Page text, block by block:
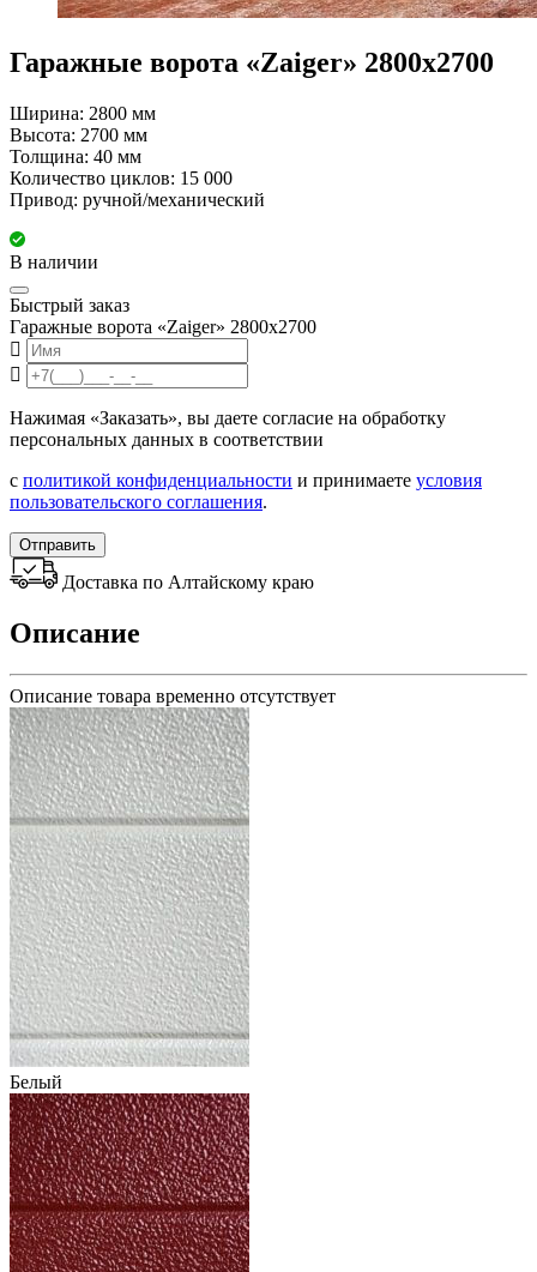
Гаражные ворота «Zaiger» 2800x2700
Ширина: 2800 мм
Высота: 2700 мм
Толщина: 40 мм
Количество циклов: 15 000
Привод: ручной/механический
В наличии
Быстрый заказ
Гаражные ворота «Zaiger» 2800x2700
Нажимая «Заказать», вы даете согласие на обработку
персональных данных в соответствии
с политикой конфиденциальности и принимаете условия
пользовательского соглашения.
Отправить
Доставка по Алтайскому краю
Описание
Описание товара временно отсутствует
Белый